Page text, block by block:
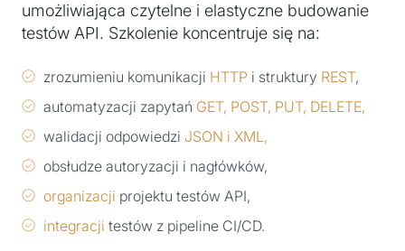
umożliwiająca czytelne i elastyczne budowanie
testów API. Szkolenie koncentruje się na:
zrozumieniu komunikacji HTTP i struktury REST,
automatyzacji zapytań GET, POST, PUT, DELETE,
walidacji odpowiedzi JSON i XML,
obsłudze autoryzacji i nagłówków,
organizacji projektu testów API,
integracji testów z pipeline CI/CD.